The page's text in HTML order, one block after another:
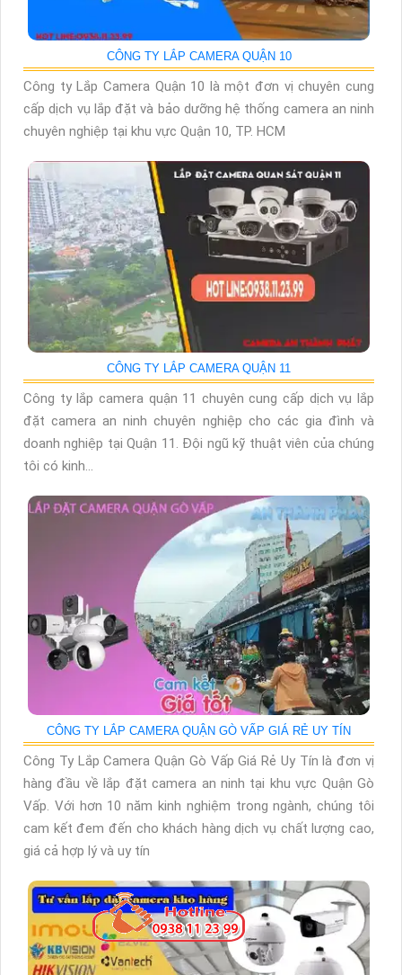
CÔNG TY LẮP CAMERA QUẬN 10
Công ty Lắp Camera Quận 10 là một đơn vị chuyên cung
cấp dịch vụ lắp đặt và bảo dưỡng hệ thống camera an ninh
chuyên nghiệp tại khu vực Quận 10, TP. HCM
CÔNG TY LẮP CAMERA QUẬN 11
Công ty lắp camera quận 11 chuyên cung cấp dịch vụ lắp
đặt camera an ninh chuyên nghiệp cho các gia đình và
doanh nghiệp tại Quận 11. Đội ngũ kỹ thuật viên của chúng
tôi có kinh...
CÔNG TY LẮP CAMERA QUẬN GÒ VẤP GIÁ RẺ UY TÍN
Công Ty Lắp Camera Quận Gò Vấp Giá Rẻ Uy Tín là đơn vị
hàng đầu về lắp đặt camera an ninh tại khu vực Quận Gò
Vấp. Với hơn 10 năm kinh nghiệm trong ngành, chúng tôi
cam kết đem đến cho khách hàng dịch vụ chất lượng cao,
giá cả hợp lý và uy tín